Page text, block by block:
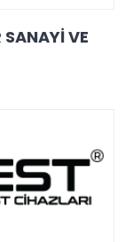
SANAYİ VE